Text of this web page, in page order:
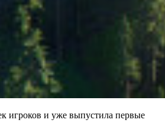
игроков и уже выпустила первые